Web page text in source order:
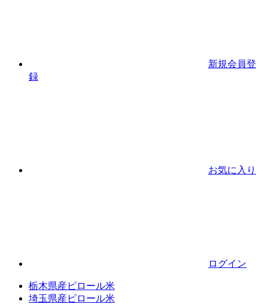
新規会員登
録
お気に入り
ログイン
栃木県産ピロール米
埼玉県産ピロール米